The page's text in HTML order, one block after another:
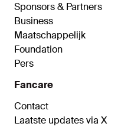
Sponsors & Partners
Business
Maatschappelijk
Foundation
Pers
Fancare
Contact
Laatste updates via X